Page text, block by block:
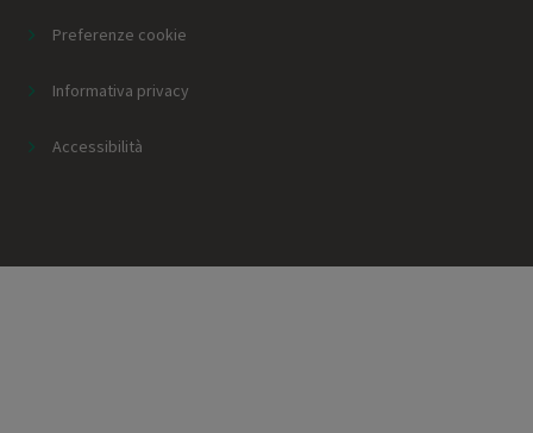
Preferenze cookie
Informativa privacy
Accessibilità